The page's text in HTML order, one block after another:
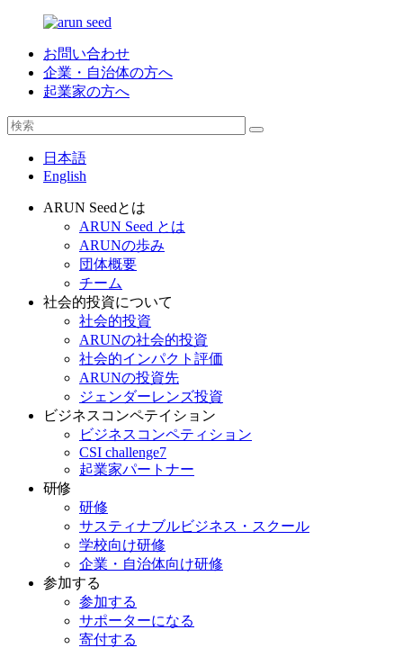
お問い合わせ
企業・自治体の方へ
起業家の方へ
日本語
English
ARUN Seedとは
ARUN Seed とは
ARUNの歩み
団体概要
チーム
社会的投資について
社会的投資
ARUNの社会的投資
社会的インパクト評価
ARUNの投資先
ジェンダーレンズ投資
ビジネスコンペテイション
ビジネスコンペティション
CSI challenge7
起業家パートナー
研修
研修
サスティナブルビジネス・スクール
学校向け研修
企業・自治体向け研修
参加する
参加する
サポーターになる
寄付する